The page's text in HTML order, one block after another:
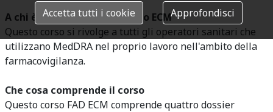
A chi è dedicato questo corso ECM
Questo corso si rivolge a tutti gli operatori sanitari che
utilizzano MedDRA nel proprio lavoro nell'ambito della
farmacovigilanza.
Che cosa comprende il corso
Questo corso FAD ECM comprende quattro dossier
Accetta tutti i cookie Approfondisci